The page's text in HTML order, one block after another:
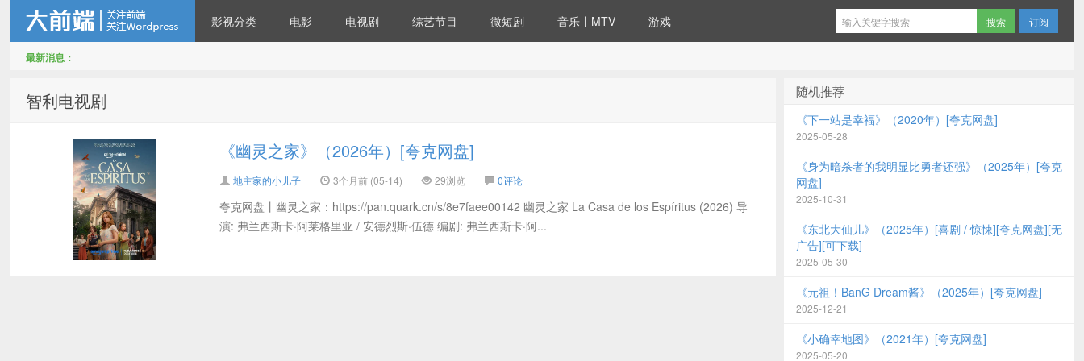
影视分类 电影 电视剧 综艺节目 微短剧 音乐丨MTV 游戏 订阅
最新消息：
智利电视剧
《幽灵之家》（2026年）[夸克网盘]
地主家的小儿子 3个月前 (05-14) 29浏览 0评论
夸克网盘丨幽灵之家：https://pan.quark.cn/s/8e7faee00142 幽灵之家 La Casa de los Espíritus (2026) 导
演: 弗兰西斯卡·阿莱格里亚 / 安德烈斯·伍德 编剧: 弗兰西斯卡·阿...
随机推荐
《下一站是幸福》（2020年）[夸克网盘]
2025-05-28
《身为暗杀者的我明显比勇者还强》（2025年）[夸克
网盘]
2025-10-31
《东北大仙儿》（2025年）[喜剧 / 惊悚][夸克网盘][无
广告][可下载]
2025-05-30
《元祖！BanG Dream酱》（2025年）[夸克网盘]
2025-12-21
《小确幸地图》（2021年）[夸克网盘]
2025-05-20